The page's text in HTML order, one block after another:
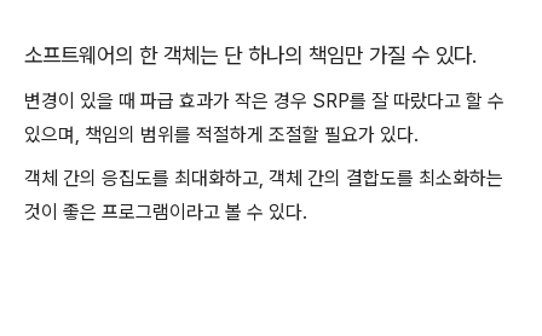
소프트웨어의 한 객체는 단 하나의 책임만 가질 수 있다.
변경이 있을 때 파급 효과가 작은 경우 SRP를 잘 따랐다고 할 수
있으며, 책임의 범위를 적절하게 조절할 필요가 있다.
객체 간의 응집도를 최대화하고, 객체 간의 결합도를 최소화하는
것이 좋은 프로그램이라고 볼 수 있다.